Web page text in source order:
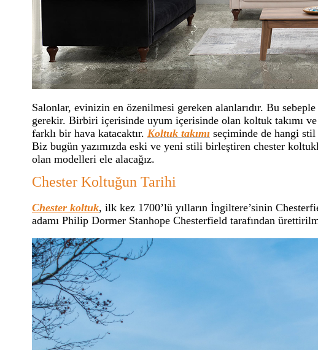
Salonlar, evinizin en özenilmesi gereken alanlarıdır. Bu
gerekir. Birbiri içerisinde uyum içerisinde olan koltuk takımı
farklı bir hava katacaktır. Koltuk takımı seçiminde de hangi stil
Biz bugün yazımızda eski ve yeni stili birleştiren chester
olan modelleri ele alacağız.
Chester Koltuğun Tarihi
Chester koltuk, ilk kez 1700’lü yılların İngiltere’sinin
adamı Philip Dormer Stanhope Chesterfield tarafından